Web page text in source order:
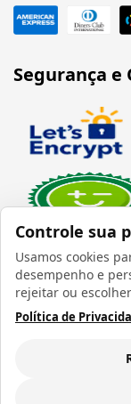
Controle sua
Usamos cookies
desempenho e
rejeitar ou
Política de
Segurança e
Verificada por